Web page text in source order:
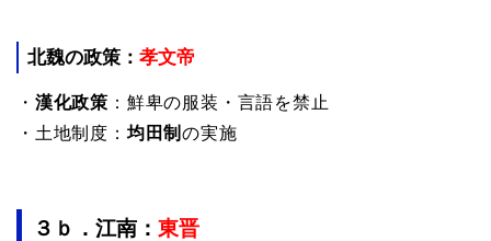
北魏の政策： 孝文帝
・ 漢化政策 ：鮮卑の服装・言語を禁止
・土地制度： 均田制の実施
３ｂ． 江南 ： 東晋